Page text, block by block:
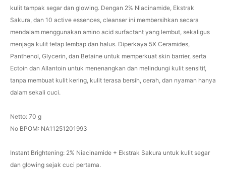
kulit tampak segar dan glowing. Dengan 2% Niacinamide, Ekstrak
Sakura, dan 10 active essences, cleanser ini membersihkan secara
mendalam menggunakan amino acid surfactant yang lembut, sekaligus
menjaga kulit tetap lembap dan halus. Diperkaya 5X Ceramides,
Panthenol, Glycerin, dan Betaine untuk memperkuat skin barrier, serta
Ectoin dan Allantoin untuk menenangkan dan melindungi kulit sensitif,
tanpa membuat kulit kering, kulit terasa bersih, cerah, dan nyaman hanya
dalam sekali cuci.
Netto: 70 g
No BPOM: NA11251201993
Instant Brightening: 2% Niacinamide + Ekstrak Sakura untuk kulit segar
dan glowing sejak cuci pertama.